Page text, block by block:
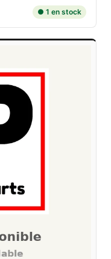
● 1 en stock